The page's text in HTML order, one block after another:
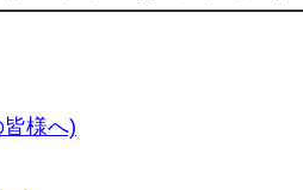
様へ)